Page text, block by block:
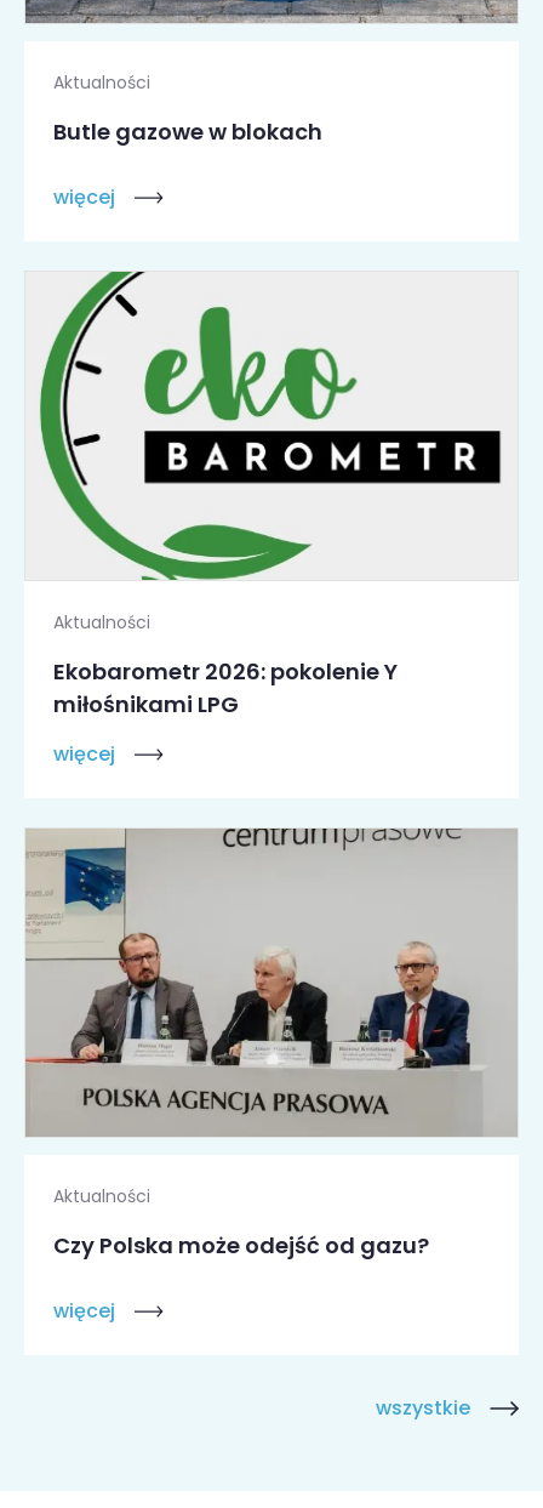
Aktualności
Butle gazowe w blokach
więcej
Aktualności
Ekobarometr 2026: pokolenie Y
miłośnikami LPG
więcej
Aktualności
Czy Polska może odejść od gazu?
więcej
wszystkie